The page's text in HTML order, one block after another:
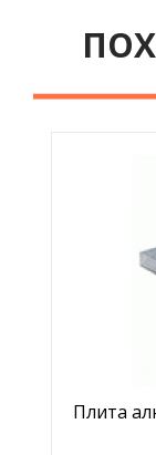
Плита